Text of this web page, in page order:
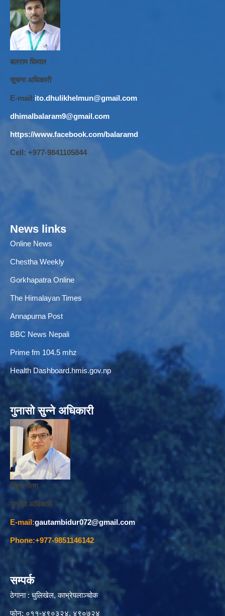
बलराम धिमाल
सूचना अधिकारी
E-mail:ito.dhulikhelmun@gmail.com
dhimalbalaram9@gmail.com
https://www.facebook.com/balaramd
Cell: +977-9841105844
News links
Online News
Chestha Weekly
Gorkhapatra Online
The Himalayan Times
Annapurna Post
BBC News Nepali
Prime fm 104.5 mhz
Health Dashboard.hmis.gov.np
गुनासो सुन्ने अधिकारी
बिदुर गौतम
गुनासो अधिकारी
E-mail:gautambidur072@gmail.com
Phone:+977-9851146142
सम्पर्क
ठेगाना : धुलिखेल, काभ्रेपलाञ्चोक
फोन: ०११-४९०३२४, ४९०७२४